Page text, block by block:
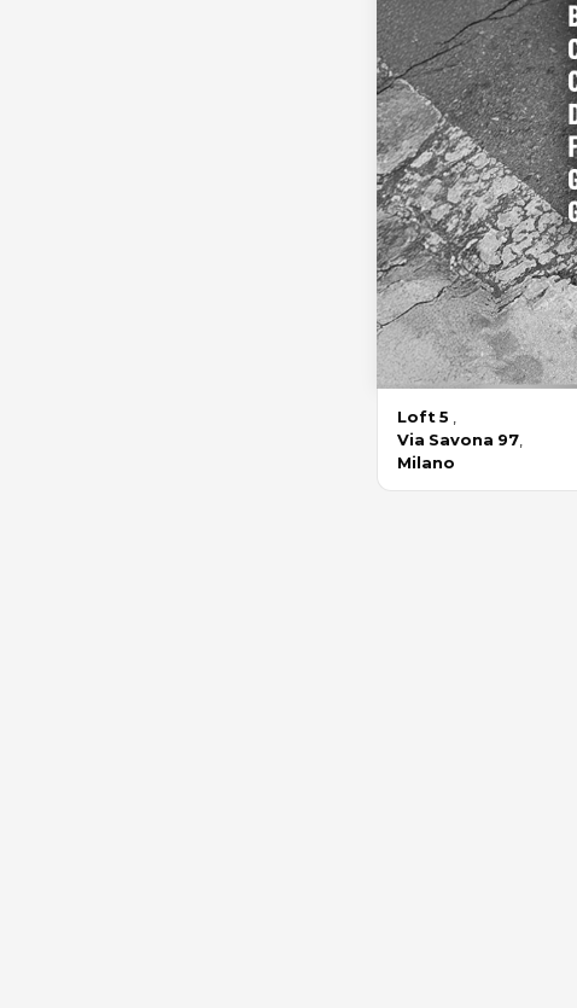
Loft5
Via Savona 97
Milano